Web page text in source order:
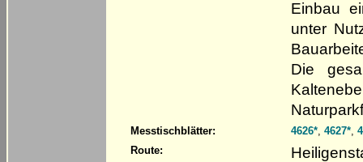
Einbau
unter
Die
Messtischblätter: 4626* 4627*
Route: